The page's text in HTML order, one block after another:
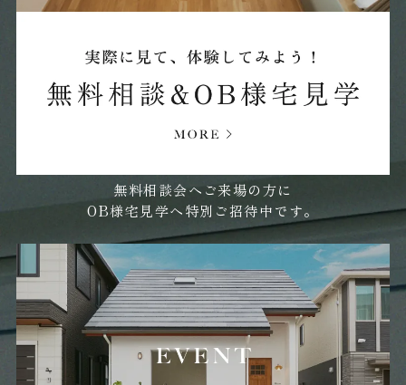
2025年03月 (15)
2025年02月 (19)
2024年11月 (23)
2024年10月 (20)
無料相談会へご来場の方に
OB様宅見学へ特別ご招待中です。